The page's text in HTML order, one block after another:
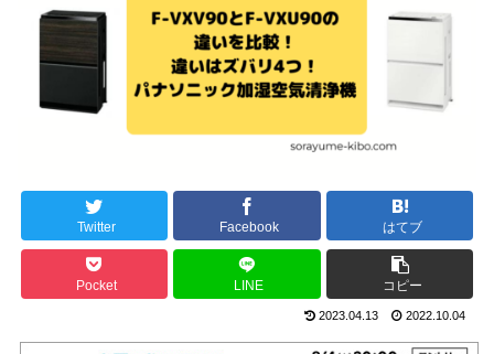
Twitter Facebook はてブ
Pocket LINE コピー
2023.04.13 2022.10.04